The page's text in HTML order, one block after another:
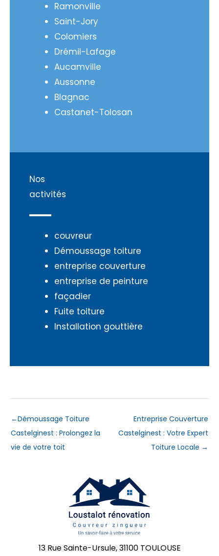
Ramonville
Saint-Jory
Colomiers
Drémil-Lafage
Aucamville
Aussonne
Blagnac
Castanet-Tolosan
Nos
activités
couvreur
Démoussage toiture
entreprise couverture
entreprise de peinture
façadier
Fuite toiture
Installation gouttière
←Démoussage Toiture
Castelginest : Prolongez la
vie de votre toit
Entreprise Couverture
Castelginest : Votre Expert
Toiture Locale →
13 Rue Sainte-Ursule, 31100 TOULOUSE